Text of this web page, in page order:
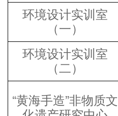
环境设计实训室
（一）
环境设计实训室
（二）
“黄海手造”非物质文